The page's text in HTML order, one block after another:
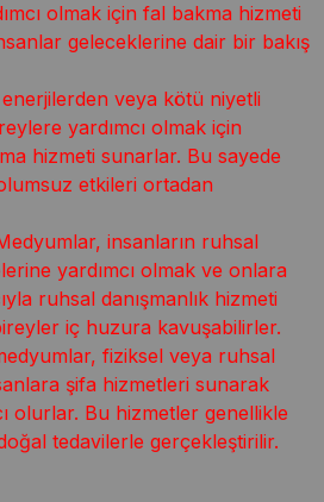
olmak için fal bakma hizmeti
geleceklerine dair bir bakış
veya kötü niyetli
yardımcı olmak için
hizmeti sunarlar. Bu sayede
etkileri ortadan
insanların ruhsal
yardımcı olmak ve onlara
ruhsal danışmanlık hizmeti
iç huzura kavuşabilirler.
fiziksel veya ruhsal
şifa hizmetleri sunarak
olurlar. Bu hizmetler genellikle
tedavilerle gerçekleştirilir.